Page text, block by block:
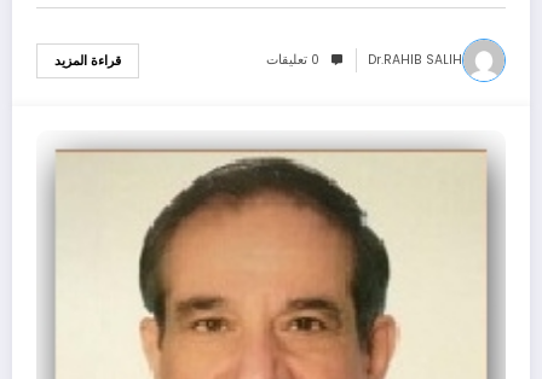
Dr.RAHIB SALIH 0 تعليقات قراءة المزيد